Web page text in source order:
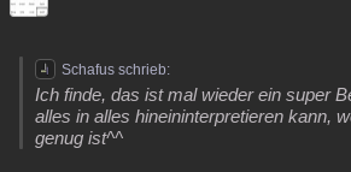
Schafus schrieb:
Ich finde, das ist mal wieder ein super
alles in alles hineininterpretieren kann,
genug ist^^